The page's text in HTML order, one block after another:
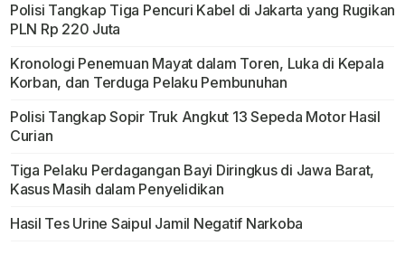
Polisi Tangkap Tiga Pencuri Kabel di Jakarta yang Rugikan
PLN Rp 220 Juta
Kronologi Penemuan Mayat dalam Toren, Luka di Kepala
Korban, dan Terduga Pelaku Pembunuhan
Polisi Tangkap Sopir Truk Angkut 13 Sepeda Motor Hasil
Curian
Tiga Pelaku Perdagangan Bayi Diringkus di Jawa Barat,
Kasus Masih dalam Penyelidikan
Hasil Tes Urine Saipul Jamil Negatif Narkoba